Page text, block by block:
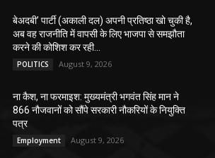
बेअदबी’ पार्टी (अकाली दल) अपनी प्रतिष्ठा खो चुकी है,
अब वह राजनीति में वापसी के लिए भाजपा से समझौता
करने की कोशिश कर रही...
POLITICS August 9, 2026
ना कैश, ना फरमाइश: मुख्यमंत्री भगवंत सिंह मान ने
866 नौजवानों को सौंपे सरकारी नौकरियों के नियुक्ति
पत्र
Employment August 9, 2026